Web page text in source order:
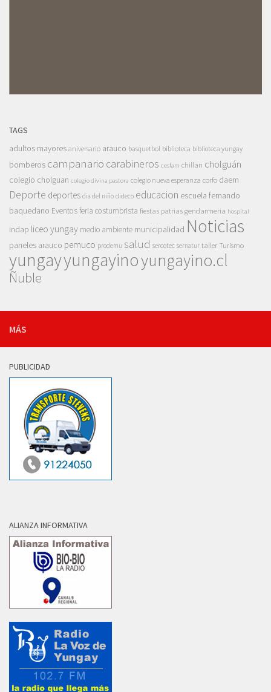
TAGS
adultos mayores aniversario arauco basquetbol biblioteca biblioteca yungay
bomberos campanario carabineros cesfam chillan cholguán
colegio cholguan colegio divina pastora colegio nueva esperanza corfo daem
Deporte deportes dia del niño dideco educacion escuela fernando
baquedano Eventosferia costumbrista fiestas patrias gendarmeria hospital
indap liceo yungay medio ambiente municipalidad Noticias
paneles arauco pemuco prodemu salud sercotec sernatur taller Turismo
yungayyungayinoyungayino.cl
Ñuble
MÁS
PUBLICIDAD
ALIANZA INFORMATIVA